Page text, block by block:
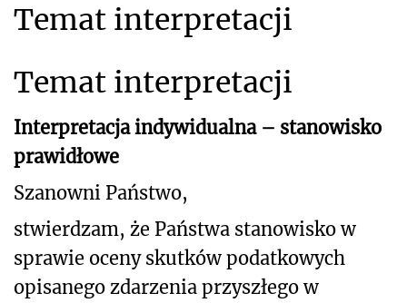
Temat interpretacji
Temat interpretacji
Interpretacja indywidualna – stanowisko
prawidłowe
Szanowni Państwo,
stwierdzam, że Państwa stanowisko w
sprawie oceny skutków podatkowych
opisanego zdarzenia przyszłego w